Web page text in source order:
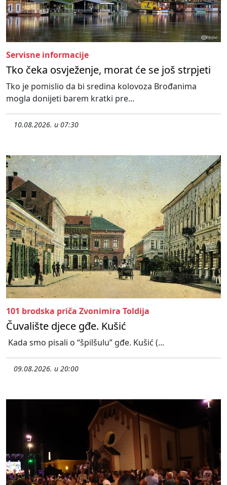
Servisne informacije
Tko čeka osvježenje, morat će se još strpjeti
Tko je pomislio da bi sredina kolovoza Brođanima
mogla donijeti barem kratki pre...
10.08.2026. u 07:30
101 brodska priča Zvonimira Toldija
Čuvalište djece gđe. Kušić
Kada smo pisali o “špilšulu” gđe. Kušić (...
09.08.2026. u 20:00